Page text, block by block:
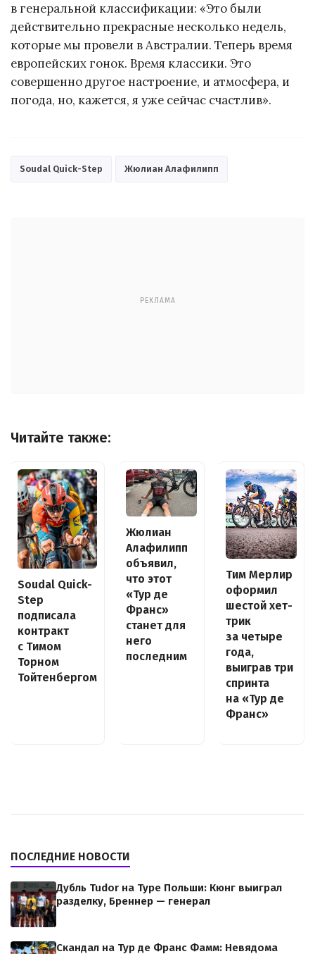
в генеральной классификации: «Это были
действительно прекрасные несколько недель,
которые мы провели в Австралии. Теперь время
европейских гонок. Время классики. Это
совершенно другое настроение, и атмосфера, и
погода, но, кажется, я уже сейчас счастлив».
Soudal Quick-Step Жюлиан Алафилипп
РЕКЛАМА
Читайте также:
Soudal Quick-
Step
подписала
контракт
с Тимом
Торном
Тойтенбергом
Жюлиан
Алафилипп
объявил,
что этот
«Тур де
Франс»
станет для
него
последним
Тим Мерлир
оформил
шестой хет-
трик
за четыре
года,
выиграв три
спринта
на «Тур де
Франс»
ПОСЛЕДНИЕ НОВОСТИ
Дубль Tudor на Туре Польши: Кюнг выиграл
разделку, Бреннер — генерал
Скандал на Тур де Франс Фамм: Невядома